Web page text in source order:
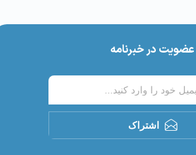
عضویت در خبرنامه
اشتراک